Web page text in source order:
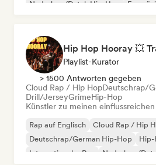
Nederhop/Dutch Hip-Hop
Playlist-Kurator
> 1500 Antworten gegeben
Cloud Rap / Hip HopDeutschrap/
Drill/JerseyGrimeHip-Hop
Künstler zu meinen
Rap auf Englisch
Cloud Rap / Hip
Deutschrap/German Hip-Hop
Hip-
Internationaler Rap
Nederhop/